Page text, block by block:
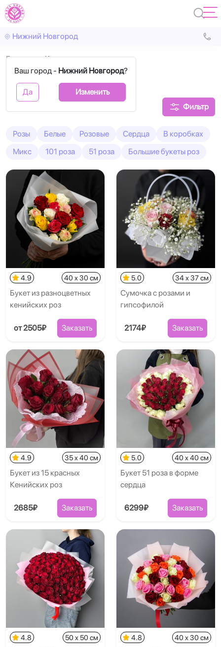
Нижний Новгород
Ваш город - Нижний Новгород?
Да Изменить
Главная Кения
Букеты из роз Кения
Фильтр
Розы Белые Розовые Сердца
В коробках
Микс
101 роза 51 роза Большие букеты роз
4.9 40 x 30 см
Букет из разноцветных
кенийских роз
от 2505₽ Заказать
5.0 34 x 37 см
Сумочка с розами и
гипсофилой
2174₽ Заказать
4.9 35 x 40 см
Букет из 15 красных
Кенийских роз
2685₽ Заказать
5.0 40 x 40 см
Букет 51 роза в форме
сердца
6299₽ Заказать
4.8 50 x 50 см 4.8 40 x 30 см